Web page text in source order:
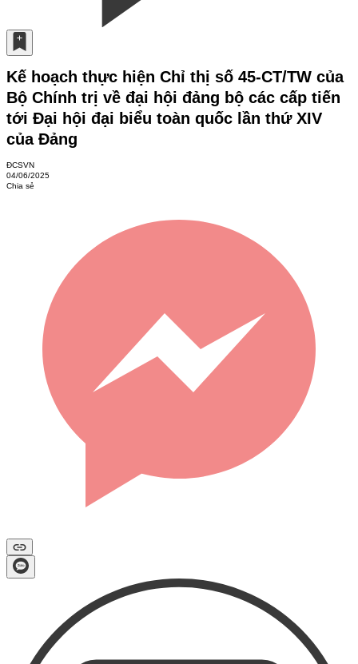
Kế hoạch thực hiện Chỉ thị số 45-CT/TW của
Bộ Chính trị về đại hội đảng bộ các cấp tiến
tới Đại hội đại biểu toàn quốc lần thứ XIV
của Đảng
ĐCSVN
04/06/2025
Chia sẻ